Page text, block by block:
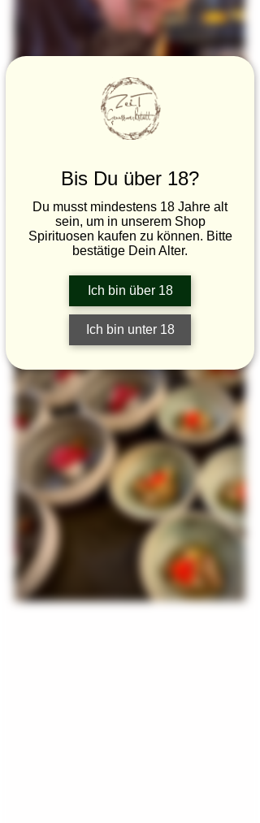
Bis Du über 18?
Du musst mindestens 18 Jahre alt
sein, um in unserem Shop
Spirituosen kaufen zu können. Bitte
bestätige Dein Alter.
Ich bin über 18
Ich bin unter 18